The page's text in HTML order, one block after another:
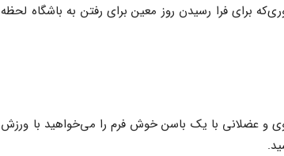
برای فرا رسیدن روز معین برای رفتن به باشگاه لحظه
و عضلانی با یک باسن خوش فرم را می‌خواهید با ورزش